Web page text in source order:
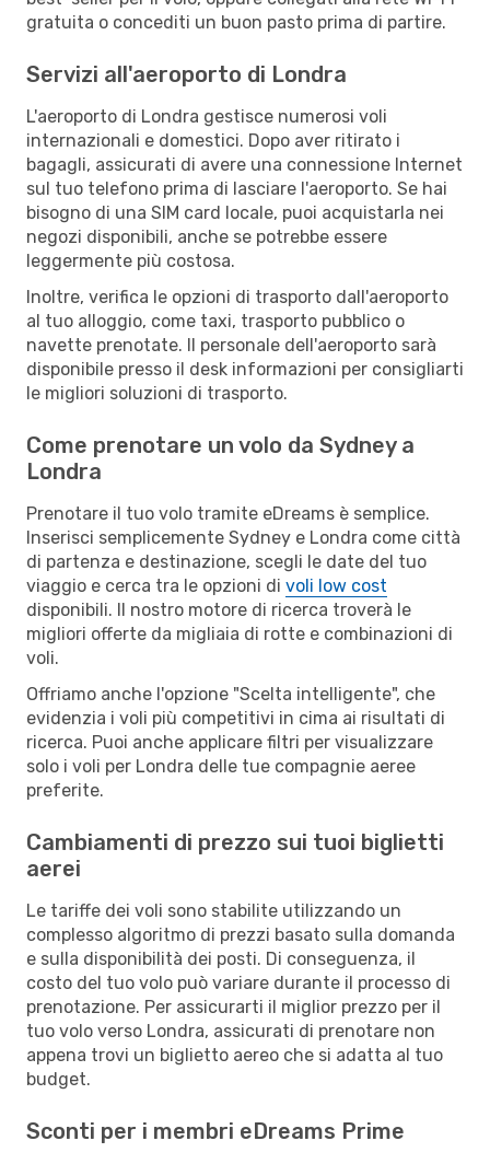
gratuita o concediti un buon pasto prima di partire.
Servizi all'aeroporto di Londra
L'aeroporto di Londra gestisce numerosi voli
internazionali e domestici. Dopo aver ritirato i
bagagli, assicurati di avere una connessione Internet
sul tuo telefono prima di lasciare l'aeroporto. Se hai
bisogno di una SIM card locale, puoi acquistarla nei
negozi disponibili, anche se potrebbe essere
leggermente più costosa.
Inoltre, verifica le opzioni di trasporto dall'aeroporto
al tuo alloggio, come taxi, trasporto pubblico o
navette prenotate. Il personale dell'aeroporto sarà
disponibile presso il desk informazioni per consigliarti
le migliori soluzioni di trasporto.
Come prenotare un volo da Sydney a
Londra
Prenotare il tuo volo tramite eDreams è semplice.
Inserisci semplicemente Sydney e Londra come città
di partenza e destinazione, scegli le date del tuo
viaggio e cerca tra le opzioni di voli low cost
disponibili. Il nostro motore di ricerca troverà le
migliori offerte da migliaia di rotte e combinazioni di
voli.
Offriamo anche l'opzione "Scelta intelligente", che
evidenzia i voli più competitivi in cima ai risultati di
ricerca. Puoi anche applicare filtri per visualizzare
solo i voli per Londra delle tue compagnie aeree
preferite.
Cambiamenti di prezzo sui tuoi biglietti
aerei
Le tariffe dei voli sono stabilite utilizzando un
complesso algoritmo di prezzi basato sulla domanda
e sulla disponibilità dei posti. Di conseguenza, il
costo del tuo volo può variare durante il processo di
prenotazione. Per assicurarti il miglior prezzo per il
tuo volo verso Londra, assicurati di prenotare non
appena trovi un biglietto aereo che si adatta al tuo
budget.
Sconti per i membri eDreams Prime